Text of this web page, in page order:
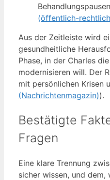
(öffentlich-
Aus der Zeitleiste wird
gesundheitliche
Phase, in der Charles
modernisieren will. Der
mit persönlichen Krisen
(Nachrichtenmagazin)).
Bestätigte
Fragen
Eine klare Trennung
sicher wissen, und dem,